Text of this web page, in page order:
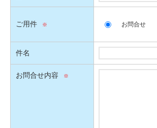
ご用件 お問合せ
件名
お問合せ内容